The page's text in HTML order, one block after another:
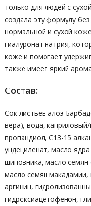
только для людей с
создала эту формулу
нормальной и сухой
гиалуронат натрия,
коже и помогает
также имеет яркий
Состав:
Сок листьев алоэ
вера), вода,
пропандиол, С13-15
ундециленат, масло
шиповника, масло
масло семян макадамии,
аргинин,
гидроксиацетофенон,